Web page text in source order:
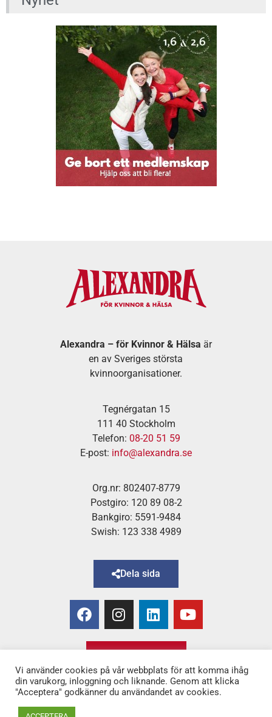
Alexandra – för Kvinnor & Hälsa är
en av Sveriges största
kvinnoorganisationer.
Tegnérgatan 15
111 40 Stockholm
Telefon: 08-20 51 59
E-post: info@alexandra.se
Org.nr: 802407-8779
Postgiro: 120 89 08-2
Bankgiro: 5591-9484
Swish: 123 338 4989
Dela sida
Copyright © 2025 Alexandra
Vi använder cookies på vår webbplats för att komma ihåg
din varukorg, inloggning och liknande. Genom att klicka
"Acceptera" godkänner du användandet av cookies.